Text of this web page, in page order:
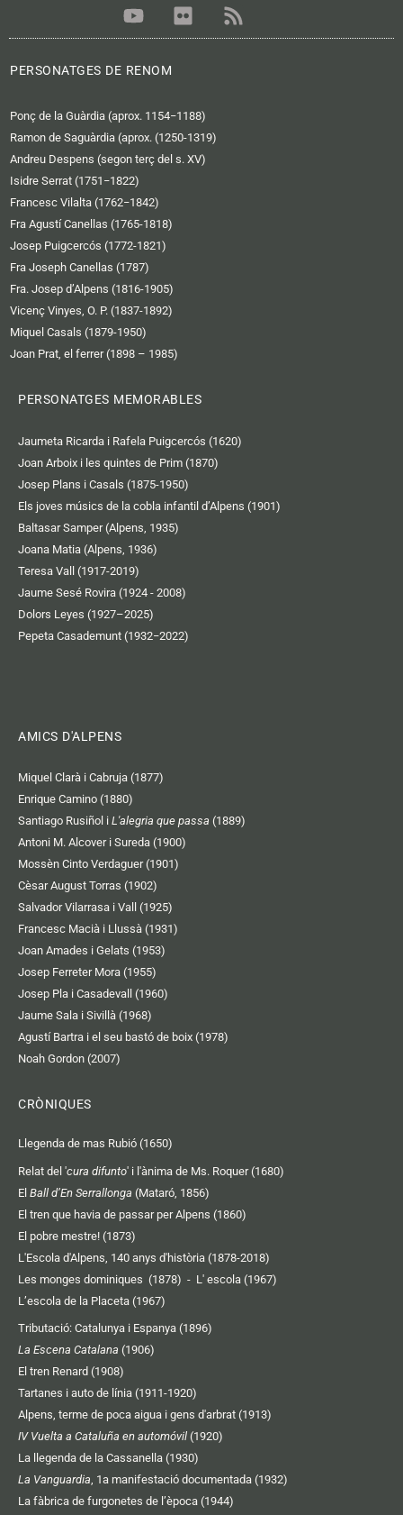
Y
o
t
b
e
F
l
r
R
s
PERSONATGES DE RENOM
Ponç de la Guàrdia (aprox. 1154−1188)
Ramon de Saguàrdia (aprox. (1250-1319)
Andreu Despens (segon terç del s. XV)
Isidre Serrat (1751−1822)
Francesc Vilalta (1762−1842)
Fra Agustí Canellas (1765-1818)
Josep Puigcercós (1772-1821)
Fra Joseph Canellas (1787)
Fra. Josep d’Alpens (1816-1905)
Vicenç Vinyes, O. P. (1837-1892)
Miquel Casals (1879-1950)
Joan Prat, el ferrer (1898 – 1985)
PERSONATGES MEMORABLES
Jaumeta Ricarda i Rafela Puigcercós (1620)
Joan Arboix i les quintes de Prim (1870)
Josep Plans i Casals (1875-1950)
Els joves músics de la cobla infantil d’Alpens (1901)
Baltasar Samper (Alpens, 1935)
Joana Matia (Alpens, 1936)
Teresa Vall (1917-2019)
Jaume Sesé Rovira (1924 - 2008)
Dolors Leyes (1927–2025)
Pepeta Casademunt (1932−2022)
AMICS D'ALPENS
Miquel Clarà i Cabruja (1877)
Enrique Camino (1880)
Santiago Rusiñol i L'alegria que passa (1889)
Antoni M. Alcover i Sureda (1900)
Mossèn Cinto Verdaguer (1901)
Cèsar August Torras (1902)
Salvador Vilarrasa i Vall (1925)
Francesc Macià i Llussà (1931)
Joan Amades i Gelats (1953)
Josep Ferreter Mora (1955)
Josep Pla i Casadevall (1960)
Jaume Sala i Sivillà (1968)
Agustí Bartra i el seu bastó de boix (1978)
Noah Gordon (2007)
CRÒNIQUES
Llegenda de mas Rubió (1650)
Relat del 'cura difunto' i l'ànima de Ms. Roquer (1680)
El Ball d’En Serrallonga (Mataró, 1856)
El tren que havia de passar per Alpens (1860)
El pobre mestre! (1873)
L'Escola d'Alpens, 140 anys d'història (1878-2018)
Les monges dominiques (1878) - L' escola (1967)
L’escola de la Placeta (1967)
Tributació: Catalunya i Espanya (1896)
La Escena Catalana (1906)
El tren Renard (1908)
Tartanes i auto de línia (1911-1920)
Alpens, terme de poca aigua i gens d'arbrat (1913)
IV Vuelta a Cataluña en automóvil (1920)
La llegenda de la Cassanella (1930)
La Vanguardia, 1a manifestació documentada (1932)
La fàbrica de furgonetes de l’època (1944)